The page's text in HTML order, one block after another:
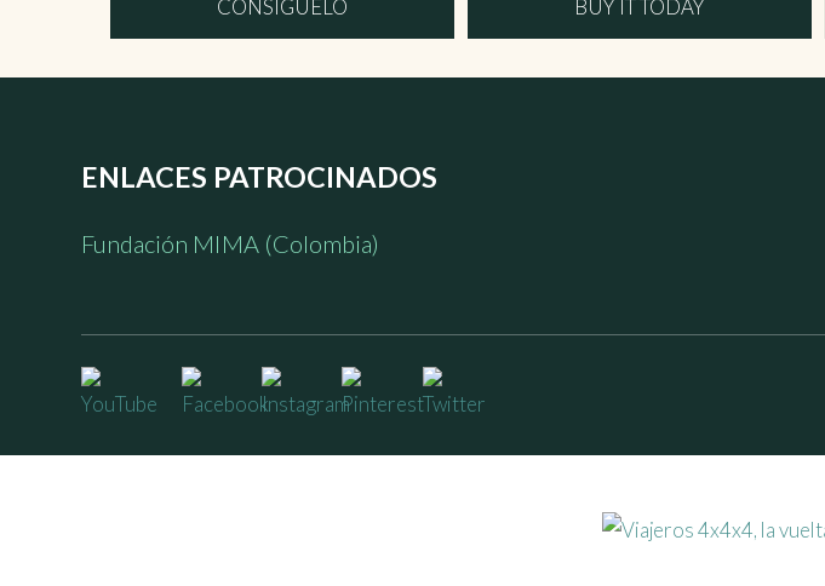
CONSÍGUELO BUY IT TODAY
ENLACES PATROCINADOS
Fundación MIMA (Colombia)